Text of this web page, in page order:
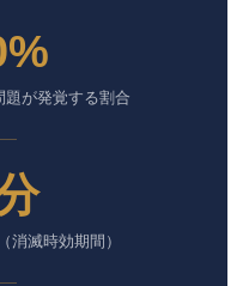
題が発覚する割合
消滅時効期間）